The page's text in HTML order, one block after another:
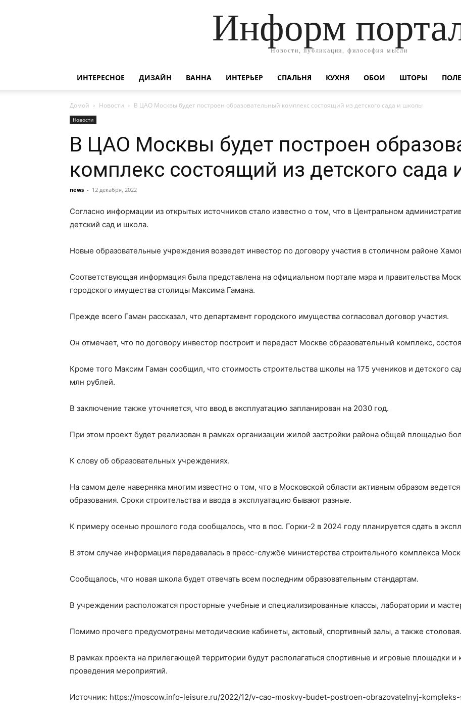
Информ
Новости, публикации, философия мысли
ИНТЕРЕСНОЕ ДИЗАЙН ВАННА ИНТЕРЬЕР СПАЛЬНЯ КУХНЯ ОБОИ ШТОРЫ
Домой Новости В ЦАО Москвы будет построен образовательный комплекс состоящий из детского сада и школы
Новости
В ЦАО Москвы будет построен
комплекс состоящий из детского
news - 12 декабря, 2022
Согласно информации из открытых источников стало известно о том, что в Центральном
детский сад и школа.
Новые образовательные учреждения возведет инвестор по договору участия в столичном районе
Соответствующая информация была представлена на официальном портале мэра и правительства
городского имущества столицы Максима Гамана.
Прежде всего Гаман рассказал, что департамент городского имущества согласовал договор участия.
Он отмечает, что по договору инвестор построит и передаст Москве образовательный комплекс,
Кроме того Максим Гаман сообщил, что стоимость строительства школы на 175 учеников и детского
млн рублей.
В заключение также уточняется, что ввод в эксплуатацию запланирован на 2030 год.
При этом проект будет реализован в рамках организации жилой застройки района общей площадью
К слову об образовательных учреждениях.
На самом деле наверняка многим известно о том, что в Московской области активным образом
образования. Сроки строительства и ввода в эксплуатацию бывают разные.
К примеру осенью прошлого года сообщалось, что в пос. Горки-2 в 2024 году планируется сдать в
В этом случае информация передавалась в пресс-службе министерства строительного комплекса
Сообщалось, что новая школа будет отвечать всем последним образовательным стандартам.
В учреждении расположатся просторные учебные и специализированные классы, лаборатории и
Помимо прочего предусмотрены методические кабинеты, актовый, спортивный залы, а также столовая.
В рамках проекта на прилегающей территории будут располагаться спортивные и игровые площадки
проведения мероприятий.
Источник: https://moscow.info-leisure.ru/2022/12/v-cao-moskvy-budet-postroen-obrazovatelnyj-